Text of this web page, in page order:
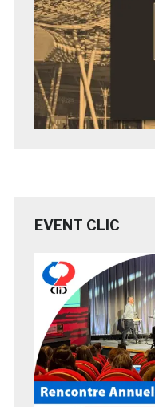
EVENT CLIC